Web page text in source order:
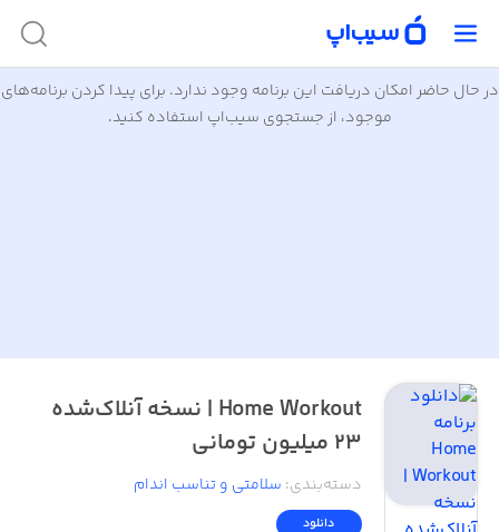
در حال حاضر امکان دریافت این برنامه وجود ندارد. برای پیدا کردن برنامه‌های
موجود، از جستجوی سیب‌اپ استفاده کنید.
Home Workout | نسخه آنلاک‌شده
۲۳ میلیون تومانی
دسته‌بندی: سلامتی و تناسب اندام
دانلود